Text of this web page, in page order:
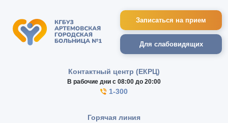
Записаться на прием
Для слабовидящих
Контактный центр (ЕКРЦ)
В рабочие дни с 08:00 до 20:00
1-300
Горячая линия